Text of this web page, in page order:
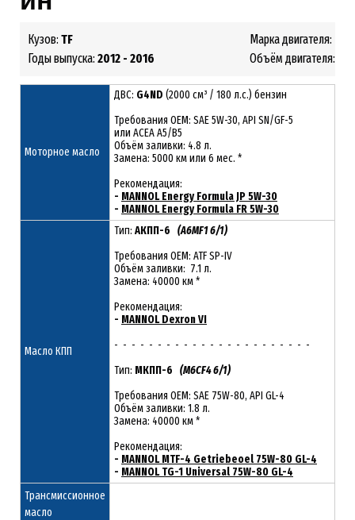
Кузов: TF
Годы выпуска: 2012 - 2016
Марка двигателя:
Объём двигателя:
Моторное масло
ДВС: G4ND (2000 см³ / 180 л.с.) бензин
Требования ОЕМ: SAE 5W-30, API SN/GF-5
или ACEA A5/B5
Объём заливки: 4.8 л.
Замена: 5000 км или 6 мес. *
Рекомендация:
- MANNOL Energy Formula JP 5W-30
- MANNOL Energy Formula FR 5W-30
Масло КПП
Тип: АКПП-6 (A6MF1 6/1)
Требования OEM: ATF SP-IV
Объём заливки: 7.1 л.
Замена: 40000 км *
Рекомендация:
- MANNOL Dexron VI
- - - - - - - - - - - - - - - - - - - - - - -
Тип: МКПП-6 (M6CF4 6/1)
Требования OEM: SAE 75W-80, API GL-4
Объём заливки: 1.8 л.
Замена: 40000 км *
Рекомендация:
- MANNOL MTF-4 Getriebeoel 75W-80 GL-4
- MANNOL TG-1 Universal 75W-80 GL-4
Трансмиссионное
масло